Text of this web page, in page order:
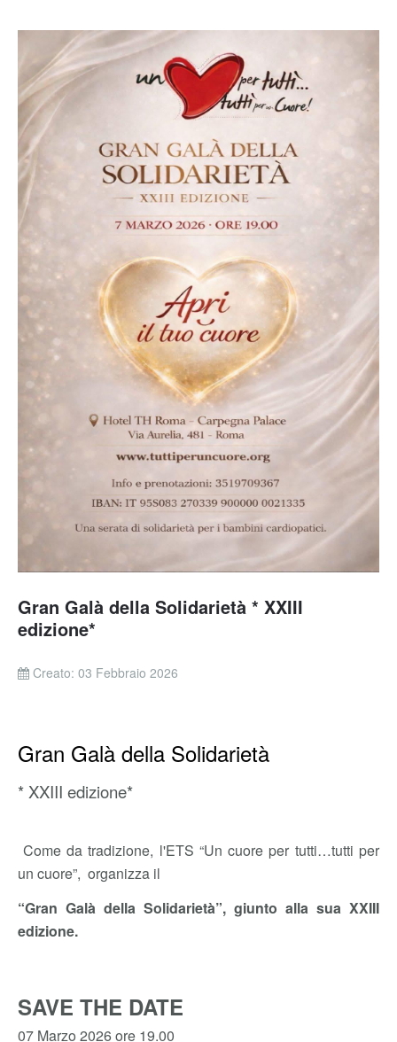
Gran Galà della Solidarietà * XXIII
edizione*
Creato: 03 Febbraio 2026
Gran Galà della Solidarietà
* XXIII edizione*
Come da tradizione, l'ETS “Un cuore per tutti…tutti per
un cuore”, organizza il
“Gran Galà della Solidarietà”, giunto alla sua XXIII
edizione.
SAVE THE DATE
07 Marzo 2026 ore 19.00